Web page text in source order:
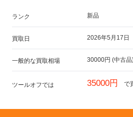
ランク 新品
買取日 2026年5月17日
一般的な買取相場 30000円 (中古品
ツールオフでは 35000円 で